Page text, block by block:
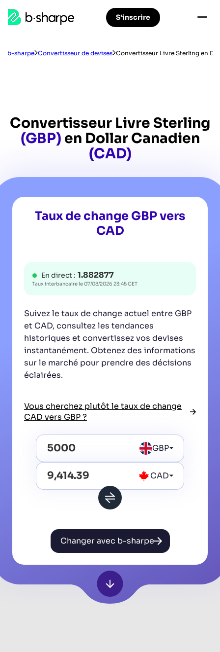
Aller
navigation
Aller
principal
b-
sharpe
S'inscrire
b-sharpe Convertisseur de devises Convertisseur Livre Sterling en
Convertisseur Livre Sterling
(GBP) en Dollar Canadien
(CAD)
Taux de change GBP vers
CAD
En direct : 1.882877
Taux interbancaire le07/08/2026 23:45 CET
Suivez le taux de change actuel entre GBP
et CAD, consultez les tendances
historiques et convertissez vos devises
instantanément. Obtenez des informations
sur le marché pour prendre des décisions
éclairées.
Vous cherchez plutôt le taux de change
CAD vers GBP ?
GBP
CAD
Changer avec b-sharpe